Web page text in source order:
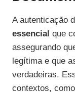
A autenticação
essencial que
assegurando
legítima e que
verdadeiras.
contextos,